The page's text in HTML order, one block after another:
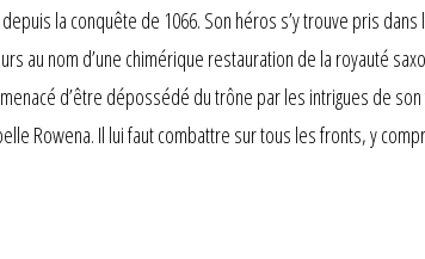
la conquête de 1066. Son héros s’y trouve pris
au nom d’une chimérique restauration de la royauté
d’être dépossédé du trône par les intrigues de
Rowena. Il lui faut combattre sur tous les fronts, y